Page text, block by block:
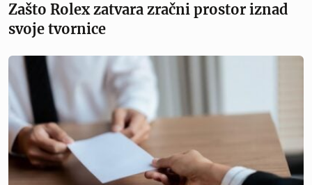
Zašto Rolex zatvara zračni prostor iznad
svoje tvornice